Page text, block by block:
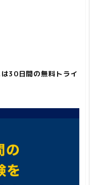
は30日間の無料トライ